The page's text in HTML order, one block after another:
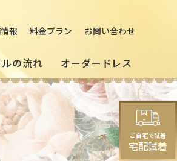
報 料金プラン お問い合わせ
パーティードレス
(20～30代の方向け)
の流れ
ルの流れ
オーダードレス
レス
)
ご自宅で試着
宅配試着